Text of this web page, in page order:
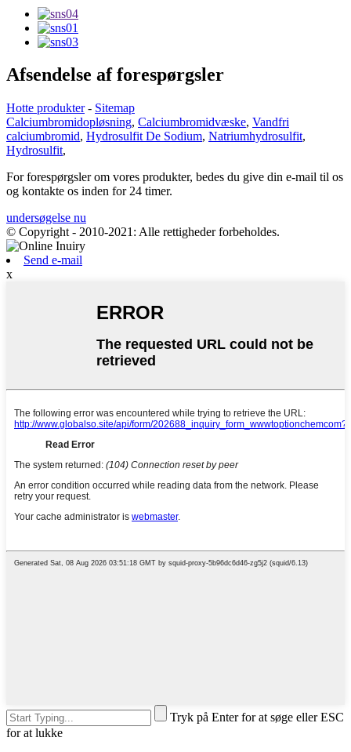
Afsendelse af forespørgsler
Hotte produkter- Sitemap
Calciumbromidopløsning, Calciumbromidvæske, Vandfri
calciumbromid, Hydrosulfit De Sodium, Natriumhydrosulfit,
Hydrosulfit,
For forespørgsler om vores produkter, bedes du give din e-mail til os
og kontakte os inden for 24 timer.
undersøgelse nu
© Copyright - 2010-2021: Alle rettigheder forbeholdes.
Send e-mail
x
Tryk på Enter for at søge eller ESC
for at lukke